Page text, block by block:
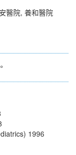
醫院, 養和醫院
。
1996